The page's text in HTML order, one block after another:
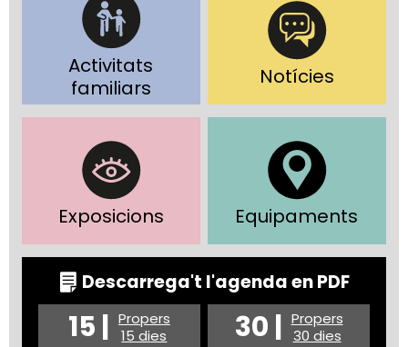
Activitats
familiars
Notícies
Exposicions Equipaments
Descarrega't l'agenda en PDF
15 | Propers
15 dies
30 | Propers
30 dies